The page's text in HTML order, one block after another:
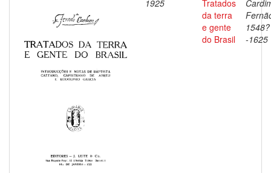
1925
Tratados
da terra
e gente
do Brasil
1548?
-1625